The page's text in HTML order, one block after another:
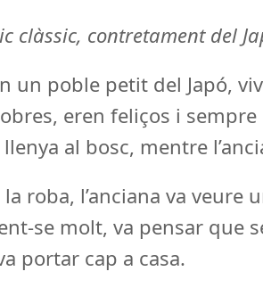
clàssic, contretament del
un poble petit del Japó,
eren feliços i sempre
al bosc, mentre
roba, l’anciana va veure
se molt, va pensar que
portar cap a casa.